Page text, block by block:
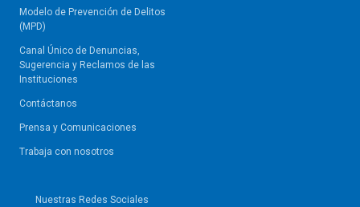
Modelo de Prevención de Delitos
(MPD)
Canal Único de Denuncias,
Sugerencia y Reclamos de las
Instituciones
Contáctanos
Prensa y Comunicaciones
Trabaja con nosotros
Nuestras Redes Sociales